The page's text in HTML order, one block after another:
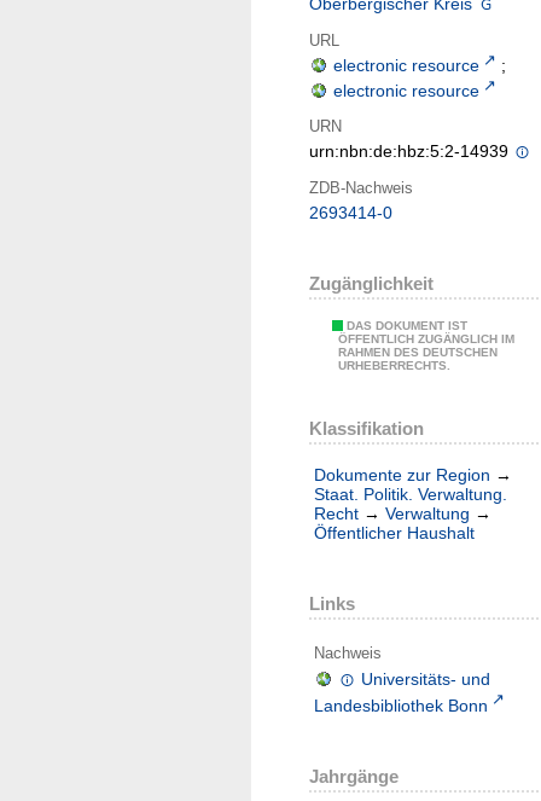
Oberbergischer Kreis
URL
electronic resource
;
electronic resource
URN
urn:nbn:de:hbz:5:2-14939
ZDB-Nachweis
2693414-0
Zugänglichkeit
DAS DOKUMENT IST
ÖFFENTLICH ZUGÄNGLICH IM
RAHMEN DES DEUTSCHEN
URHEBERRECHTS.
Klassifikation
Dokumente zur Region →
Staat. Politik. Verwaltung.
Recht → Verwaltung →
Öffentlicher Haushalt
Links
Nachweis
Universitäts- und
Landesbibliothek Bonn
Jahrgänge